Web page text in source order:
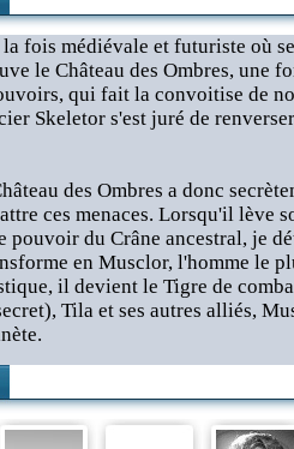
la fois médiévale et futuriste où
le Château des Ombres, une
qui fait la convoitise de
Skeletor s'est juré de
des Ombres a donc
ces menaces. Lorsqu'il lève
pouvoir du Crâne ancestral, je
en Musclor, l'homme le
il devient le Tigre de
Tila et ses autres alliés,